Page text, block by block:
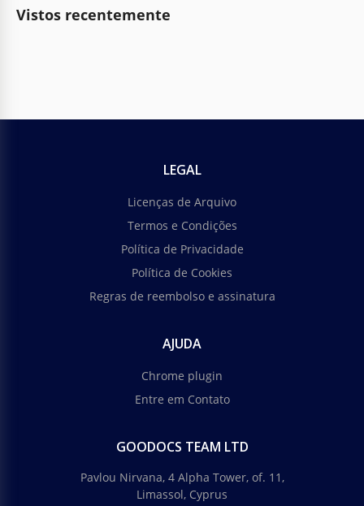
Vistos recentemente
LEGAL
Licenças de Arquivo
Termos e Condições
Política de Privacidade
Política de Cookies
Regras de reembolso e assinatura
AJUDA
Chrome plugin
Entre em Contato
GOODOCS TEAM LTD
Pavlou Nirvana, 4 Alpha Tower, of. 11,
Limassol, Cyprus